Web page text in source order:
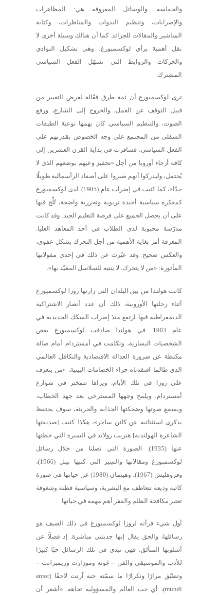
والحماسة. والوسائل المعروفة هي: المظاهرات
والإضرابات، وتنظيم الندوات والمناظرات، وكتابة
المناشير والمقالات للجرائد. كما أن هنالك وسيلة أخرى لا
تقل أهمية برأي لوكسمبورغ، وهي تشكيل النوادي
والحركات والروابط التي تسهّل الفعل السياسي
المشترك.
ترى لوكسمبورع أن ثمة طرق فعّالة لفرض التغيير من
قبيل التوقف عن العمل، والخروج إلى الشارع، ورفع
الصوت، والتنظيم السياسي. كان يهمها توعية الطبقات
السفلى من المجتمع على وجه الخصوص بقدرتهم على
الفعل السياسي، فسافرت في بداية القرن العشرين إلى
كافة أرجاء أوروبا من أجل «تحفيز وعيهم بوضعهم الذي لا
يُحتمل، وليدركوا أنهم صبروا على أصفاد الرأسمالية طويلًا
جدًا»، كما كتبت في إضراب عام (1905). لدى لوكسمبورغ
كمفكرة سياسية أجندة تربوية وتحررية واضحة، تُلِّح فيها
على أن يحصل الجميع على فرصة التعليم الجيد. وقد كانت
مدرّسة محبوبة لدى الطلاب في أحد المعاهد العليا.
المعرفة أمر بغاية الأهمية من أجل التحرك بشكل عفوي،
والعكس صحيح. وقد عبّرت عن ذلك في إحدى مقولاتها
المأثورة: «من لا يتحرك، لا ينتبه للسلاسل المقيّد بها».
كانت هولندا من بين البلدان التي زارتها روزا لوكسمبورع
أثناء رحلتها الأوروبية، ذلك أن عدد أنصار الاشتراكية
الديمقراطية فيها ارتفع منذ إضراب السكك الحديدية في
عام 1903. في هولندا صادقت لوكسمبورغ بعض
الشخصيات اليسارية، وتكلمت في أمستردام أمام صالة
مكتظة عن ضرورة العدالة الاقتصادية والتكافل العالمي
الذي طالما افتقدناه جراء الخصامات البينية. «من يتعرف
على روزا في تلك الأيام، ويراها تتمختر في شوارع
أمستردام، ويلمح وجهها المسترخي بعد جهد الخطاب،
ويسمع صوتها وضحكتها الجذابة والجريئة، سوف يحتفظ
بذكرى استثنائية عن كائن ساحر»، هكذا كتبت [صديقتها
الشاعرة الهولندية] هنريت رولاند في السيرة التي خطتها
عنها (1935). الصورة التي تصلنا من خلال رسائل
لوكسمبورغ ومقالاتها والسِيَر التي كتبها نيتل (1966)،
وفروهليش (1967)، وهيتمان (1980) عن حياتها هي صورة
كاتبة وديعة تتعاطف مع البشرية، وسياسية فطنة وشغوفة
تعتبر مكافحة الظلم والفقر أهم مهمة في حياتها.
أول شيء قرأته لروزا لوكسمبورغ في ذلك الصيف هو
رسائلها، والحق يقال إنها جذبتني مباشرة. إذ فضلًا عن
أسلوبها المتألق، فهي تبدي في تلك الرسائل حبًا كبيرًا
للأدب والموسيقى والفن – غوته وموزارت وريمبرانت –
وتطبّق مرارًا وتكرارًا ما سمّته حنة آرنت لاحقًا (amor
mundi)، أي حب العالم والمسؤولية تجاهه. «أشعر أن